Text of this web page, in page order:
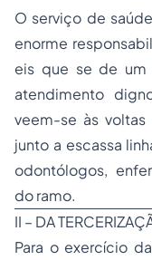
O serviço de
enorme
eis que se de
atendimento
veem-se às
junto a escassa
odontólogos,
do ramo.
II – DA
Para o exercício